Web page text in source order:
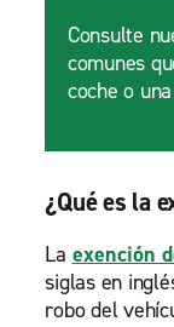
Consulte
comunes
coche o
¿Qué es la
La exención
siglas en
robo del